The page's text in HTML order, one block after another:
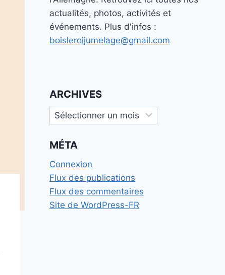
actualités, photos, activités et
événements. Plus d'infos :
boisleroijumelage@gmail.com
ARCHIVES
Archives
MÉTA
Connexion
Flux des publications
Flux des commentaires
Site de WordPress-FR